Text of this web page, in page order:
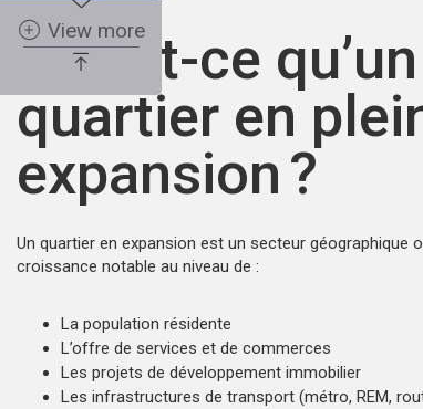
Qu’est-ce qu’un
quartier en
expansion ?
Un quartier en expansion est un secteur géographique
croissance notable au niveau de :
La population résidente
L’offre de services et de commerces
Les projets de développement immobilier
Les infrastructures de transport (métro, REM,
View more